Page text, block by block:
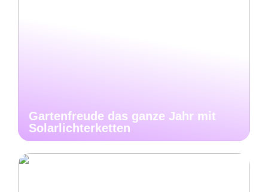
Gartenfreude das ganze Jahr mit
Solarlichterketten